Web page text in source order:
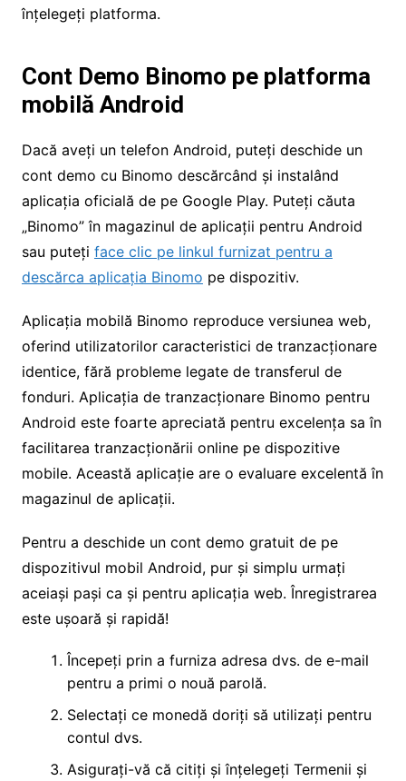
înțelegeți platforma.
Cont Demo Binomo pe platforma
mobilă Android
Dacă aveți un telefon Android, puteți deschide un
cont demo cu Binomo descărcând și instalând
aplicația oficială de pe Google Play. Puteți căuta
„Binomo” în magazinul de aplicații pentru Android
sau puteți face clic pe linkul furnizat pentru a
descărca aplicația Binomo pe dispozitiv.
Aplicația mobilă Binomo reproduce versiunea web,
oferind utilizatorilor caracteristici de tranzacționare
identice, fără probleme legate de transferul de
fonduri. Aplicația de tranzacționare Binomo pentru
Android este foarte apreciată pentru excelența sa în
facilitarea tranzacționării online pe dispozitive
mobile. Această aplicație are o evaluare excelentă în
magazinul de aplicații.
Pentru a deschide un cont demo gratuit de pe
dispozitivul mobil Android, pur și simplu urmați
aceiași pași ca și pentru aplicația web. Înregistrarea
este ușoară și rapidă!
Începeți prin a furniza adresa dvs. de e-mail
pentru a primi o nouă parolă.
Selectați ce monedă doriți să utilizați pentru
contul dvs.
Asigurați-vă că citiți și înțelegeți Termenii și